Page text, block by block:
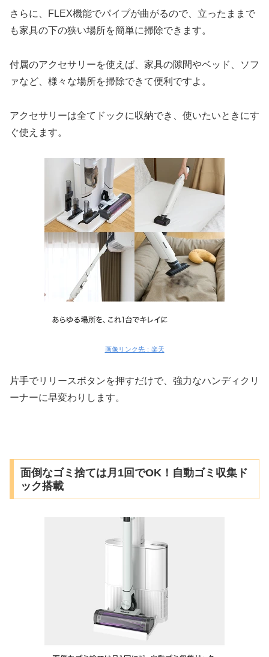
さらに、FLEX機能でパイプが曲がるので、立ったままで
も家具の下の狭い場所を簡単に掃除できます。
付属のアクセサリーを使えば、家具の隙間やベッド、ソフ
ァなど、様々な場所を掃除できて便利ですよ。
アクセサリーは全てドックに収納でき、使いたいときにす
ぐ使えます。
画像リンク先：楽天
片手でリリースボタンを押すだけで、強力なハンディクリ
ーナーに早変わりします。
面倒なゴミ捨ては月1回でOK！自動ゴミ収集ド
ック搭載